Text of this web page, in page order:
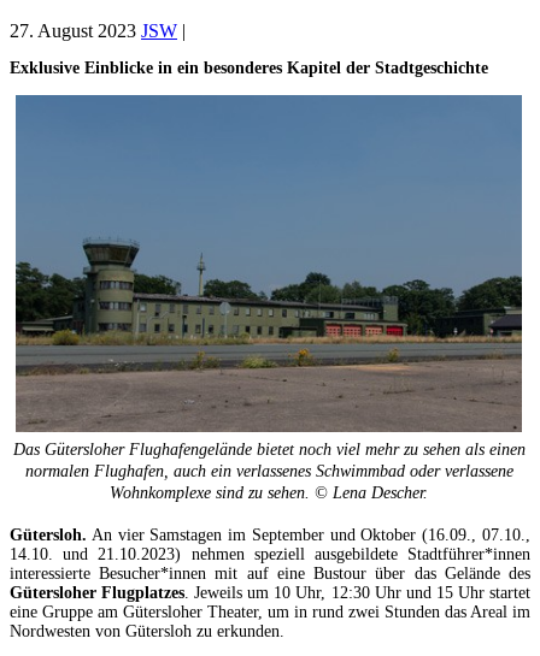
27. August 2023 JSW |
Exklusive Einblicke in ein besonderes Kapitel der Stadtgeschichte
Das Gütersloher Flughafengelände bietet noch viel mehr zu sehen als einen
normalen Flughafen, auch ein verlassenes Schwimmbad oder verlassene
Wohnkomplexe sind zu sehen. © Lena Descher.
Gütersloh. An vier Samstagen im September und Oktober (16.09., 07.10.,
14.10. und 21.10.2023) nehmen speziell ausgebildete Stadtführer*innen
interessierte Besucher*innen mit auf eine Bustour über das Gelände des
Gütersloher Flugplatzes . Jeweils um 10 Uhr, 12:30 Uhr und 15 Uhr startet
eine Gruppe am Gütersloher Theater, um in rund zwei Stunden das Areal im
Nordwesten von Gütersloh zu erkunden.